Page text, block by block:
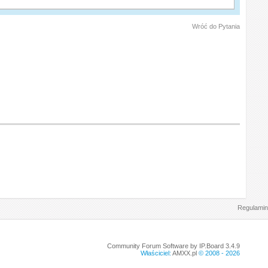
Wróć do Pytania
Regulamin
Community Forum Software by IP.Board 3.4.9
Właściciel: AMXX.pl© 2008 - 2026